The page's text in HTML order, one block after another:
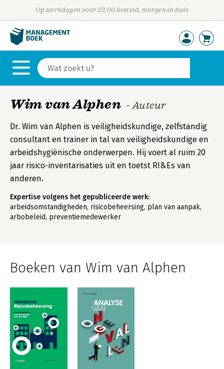
Op werkdagen voor 23:00 besteld, morgen in huis
Wim van Alphen - Auteur
Dr. Wim van Alphen is veiligheidskundige, zelfstandig
consultant en trainer in tal van veiligheidskundige en
arbeidshygiënische onderwerpen. Hij voert al ruim 20
jaar risico-inventarisaties uit en toetst RI&Es van
anderen.
Expertise volgens het gepubliceerde werk:
arbeidsomstandigheden, risicobeheersing, plan van aanpak,
arbobeleid, preventiemedewerker
Boeken van Wim van Alphen